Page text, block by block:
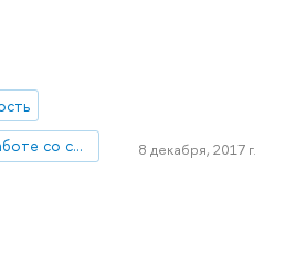
Отдел по внеучебной работе со студентами (Нижний Новгород)
8 декабря, 2017 г.